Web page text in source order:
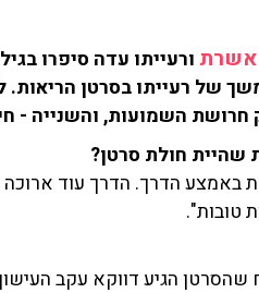
אשרת ורעייתו עדה סיפרו
של רעייתו בסרטן
השמועות, והשנייה -
שהיית חולת סרטן?
באמצע הדרך. הדרך עוד
טובות".